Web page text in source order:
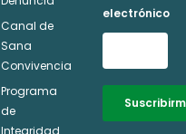
Canal de
Sana
Convivencia
Programa
de
Integridad
electrónico